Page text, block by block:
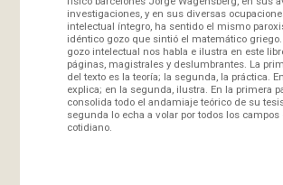
investigaciones, y en sus diversas
intelectual íntegro, ha sentido el mismo
idéntico gozo que sintió el matemático griego.
gozo intelectual nos habla e ilustra en este
páginas, magistrales y deslumbrantes. La
del texto es la teoría; la segunda, la práctica.
explica; en la segunda, ilustra. En la primera
consolida todo el andamiaje teórico de su
segunda lo echa a volar por todos los campos
cotidiano.